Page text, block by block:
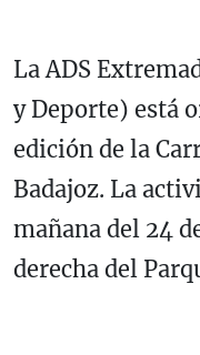
La ADS
y Deporte) está
edición de la
Badajoz. La
mañana del 24
derecha del